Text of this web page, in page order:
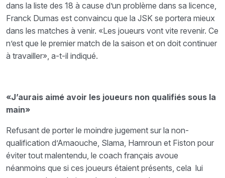
dans la liste des 18 à cause d’un problème dans sa licence,
Franck Dumas est convaincu que la JSK se portera mieux
dans les matches à venir. «Les joueurs vont vite revenir. Ce
n’est que le premier match de la saison et on doit continuer
à travailler», a-t-il indiqué.
«J’aurais aimé avoir les joueurs non qualifiés sous la
main»
Refusant de porter le moindre jugement sur la non-
qualification d’Amaouche, Slama, Hamroun et Fiston pour
éviter tout malentendu, le coach français avoue
néanmoins que si ces joueurs étaient présents, cela lui